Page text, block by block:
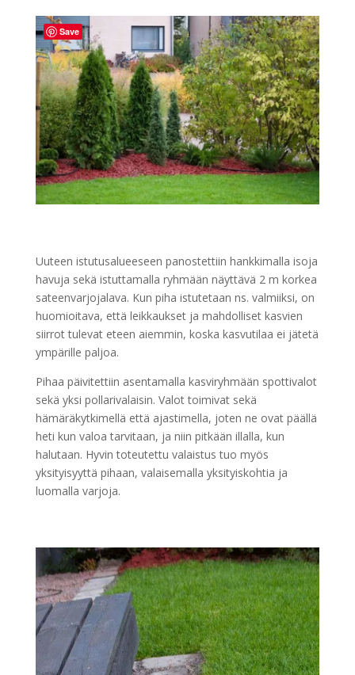
Uuteen istutusalueeseen panostettiin hankkimalla isoja
havuja sekä istuttamalla ryhmään näyttävä 2 m korkea
sateenvarjojalava. Kun piha istutetaan ns. valmiiksi, on
huomioitava, että leikkaukset ja mahdolliset kasvien
siirrot tulevat eteen aiemmin, koska kasvutilaa ei jätetä
ympärille paljoa.
Pihaa päivitettiin asentamalla kasviryhmään spottivalot
sekä yksi pollarivalaisin. Valot toimivat sekä
hämäräkytkimellä että ajastimella, joten ne ovat päällä
heti kun valoa tarvitaan, ja niin pitkään illalla, kun
halutaan. Hyvin toteutettu valaistus tuo myös
yksityisyyttä pihaan, valaisemalla yksityiskohtia ja
luomalla varjoja.
Save